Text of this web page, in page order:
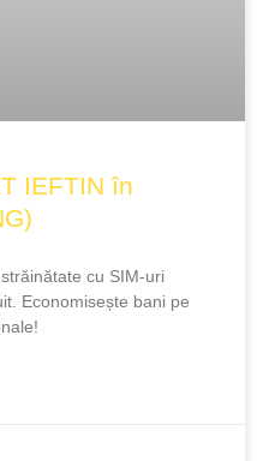
IEFTIN în
cu SIM-uri
Economisește bani pe